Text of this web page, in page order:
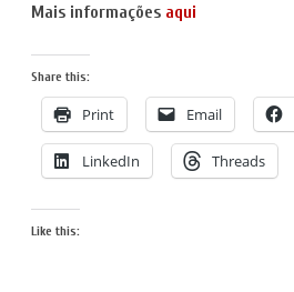
Mais informações aqui
Share this:
Print Email
LinkedIn Threads
Like this: